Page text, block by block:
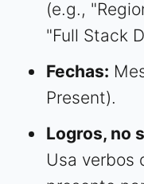
(e.g.,
"Full Stack
Fechas:
Present).
Logros, no
Usa verbos